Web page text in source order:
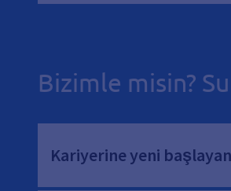
Bizimle misin?
Kariyerine yeni